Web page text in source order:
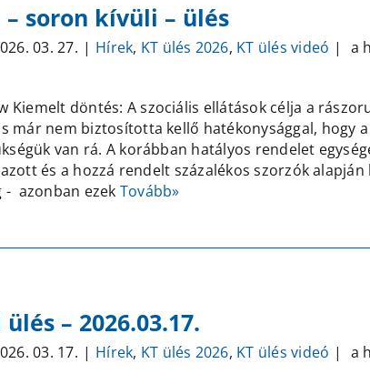
soron kívüli – ülés
03. 27. | Hírek, KT ülés 2026, KT ülés videó |
–
a
Kiemelt döntés: A szociális ellátások célja a
már nem biztosította kellő hatékonysággal, hogy
van rá. A korábban hatályos rendelet
és a hozzá rendelt százalékos szorzók
- azonban ezek Tovább»
– 2026.03.17.
03. 17. | Hírek, KT ülés 2026, KT ülés videó |
a